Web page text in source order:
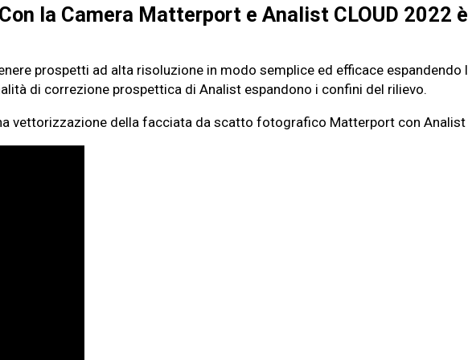
la Camera Matterport e Analist CLOUD 2022
prospetti ad alta risoluzione in modo semplice ed efficace
di correzione prospettica di Analist espandono i confini del rilievo.
vettorizzazione della facciata da scatto fotografico Matterport con Analist